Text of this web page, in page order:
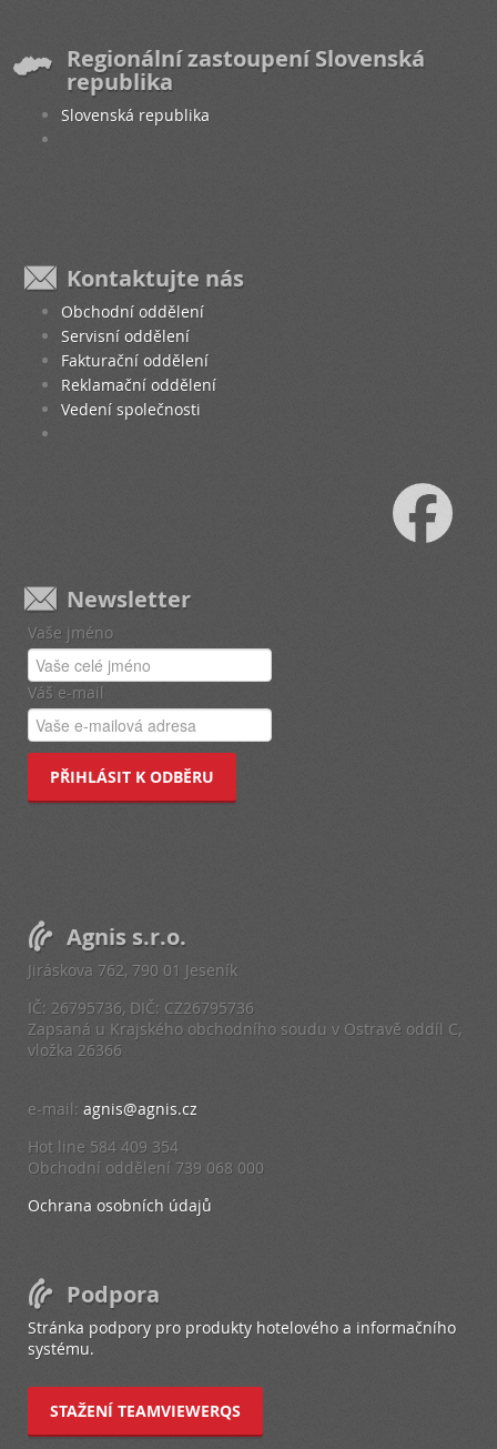
Regionální zastoupení Slovenská
republika
Slovenská republika
Kontaktujte nás
Obchodní oddělení
Servisní oddělení
Fakturační oddělení
Reklamační oddělení
Vedení společnosti
Newsletter
Vaše jméno
Váš e-mail
PŘIHLÁSIT K ODBĚRU
Agnis s.r.o.
Jiráskova 762, 790 01 Jeseník
IČ: 26795736, DIČ: CZ26795736
Zapsaná u Krajského obchodního soudu v Ostravě oddíl C,
vložka 26366
e-mail: agnis@agnis.cz
Hot line 584 409 354
Obchodní oddělení 739 068 000
Ochrana osobních údajů
Podpora
Stránka podpory pro produkty hotelového a informačního
systému.
STAŽENÍ TEAMVIEWERQS